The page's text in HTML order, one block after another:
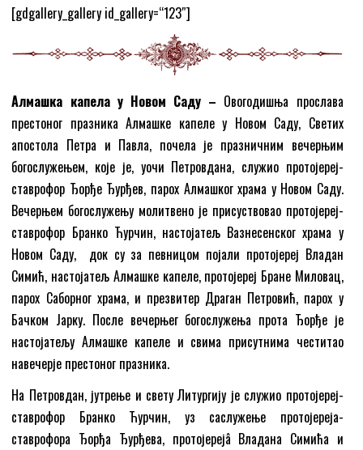
[gdgallery_gallery id_gallery=“123″]
Алмашка капела у Новом Саду – Овогодишња прослава
престоног празника Алмашке капеле у Новом Саду, Светих
апостола Петра и Павла, почела је празничним вечерњим
богослужењем, које је, уочи Петровдана, служио протојереј-
ставрофор Ђорђе Ђурђев, парох Алмашког храма у Новом Саду.
Вечерњем богослужењу молитвено је присуствовао протојереј-
ставрофор Бранко Ћурчин, настојатељ Вазнесенског храма у
Новом Саду, док су за певницом појали протојереј Владан
Симић, настојатељ Алмашке капеле, протојереј Бране Миловац,
парох Саборног храма, и презвитер Драган Петровић, парох у
Бачком Јарку. После вечерњег богослужења прота Ђорђе је
настојатељу Алмашке капеле и свима присутнима честитао
навечерје престоног празника.
На Петровдан, јутрење и свету Литургију је служио протојереј-
ставрофор Бранко Ћурчин, уз саслужење протојереја-
ставрофора Ђорђа Ђурђева, протојерејâ Владана Симића и